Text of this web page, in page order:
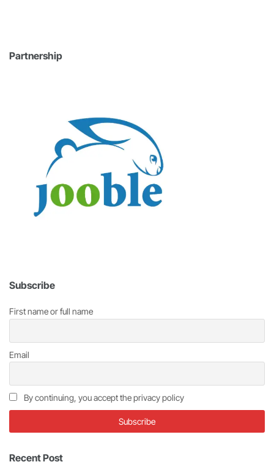
Partnership
Subscribe
First name or full name
Email
By continuing, you accept the privacy policy
Recent Post